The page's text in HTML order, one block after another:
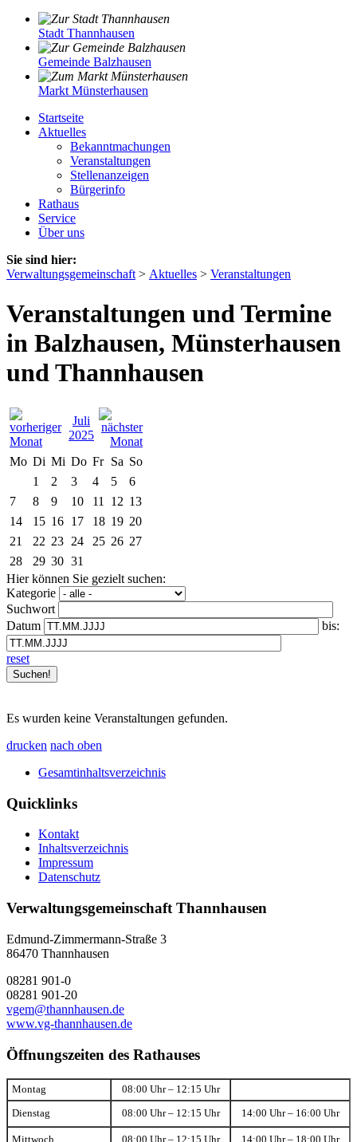
Stadt Thannhausen
Gemeinde Balzhausen
Markt Münsterhausen
Startseite
Aktuelles
Bekanntmachungen
Veranstaltungen
Stellenanzeigen
Bürgerinfo
Rathaus
Service
Über uns
Sie sind hier:
Verwaltungsgemeinschaft > Aktuelles > Veranstaltungen
Veranstaltungen und Termine
in Balzhausen, Münsterhausen
und Thannhausen
Juli
2025
Mo Di Mi Do Fr Sa So
1
2 3 4 5
6
7
8 9 10 11 12 13
14
15 16 17 18 19 20
21
22 23 24 25 26 27
28
29 30 31
Hier können Sie gezielt suchen:
Kategorie
Suchwort
Datum
bis:
reset
Es wurden keine Veranstaltungen gefunden.
drucken nach oben
Gesamtinhaltsverzeichnis
Quicklinks
Kontakt
Inhaltsverzeichnis
Impressum
Datenschutz
Verwaltungsgemeinschaft Thannhausen
Edmund-Zimmermann-Straße 3
86470 Thannhausen
08281 901-0
08281 901-20
vgem@thannhausen.de
www.vg-thannhausen.de
Öffnungszeiten des Rathauses
Montag 08:00 Uhr – 12:15 Uhr
Dienstag 08:00 Uhr – 12:15 Uhr 14:00 Uhr – 16:00 Uhr